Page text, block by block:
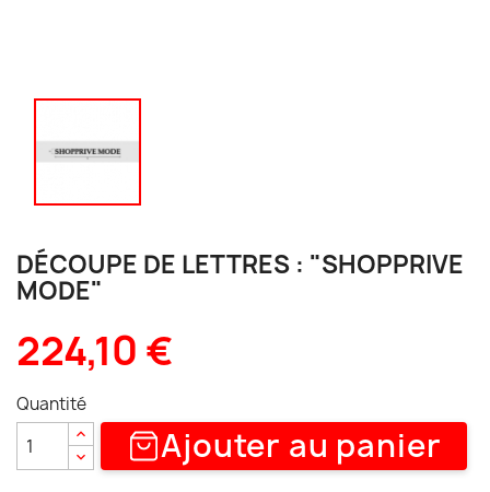
DÉCOUPE DE LETTRES : "SHOPPRIVE
MODE"
224,10 €
Quantité
Ajouter au panier